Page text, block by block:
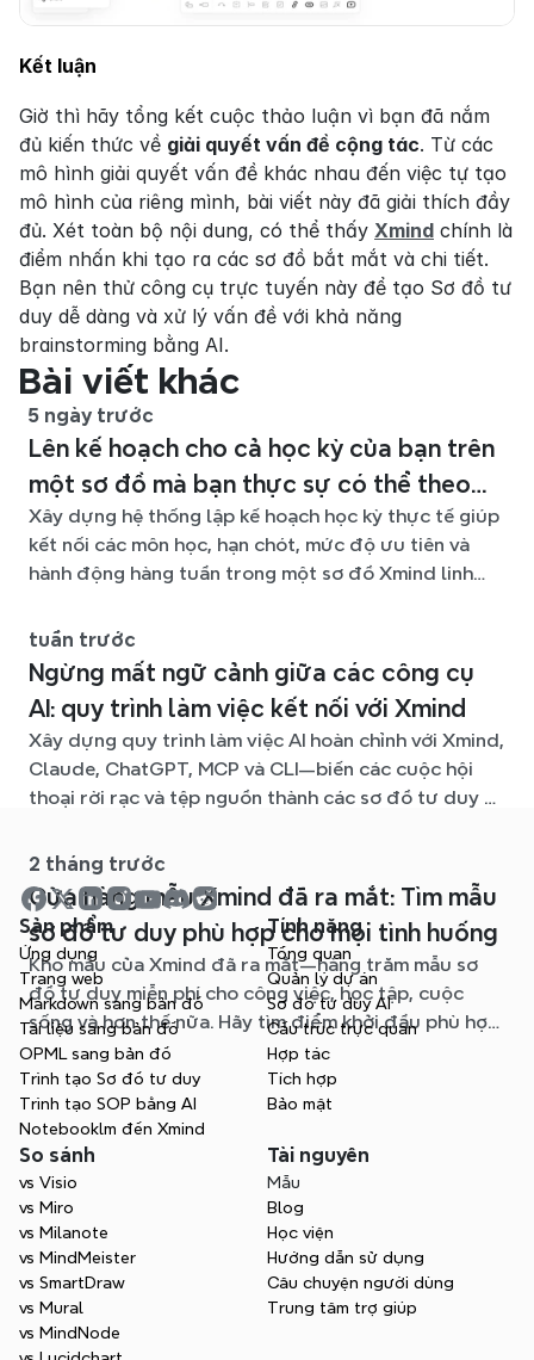
Kết luận
Giờ thì hãy tổng kết cuộc thảo luận vì bạn đã nắm
đủ kiến thức về giải quyết vấn đề cộng tác. Từ các
mô hình giải quyết vấn đề khác nhau đến việc tự tạo
mô hình của riêng mình, bài viết này đã giải thích đầy
đủ. Xét toàn bộ nội dung, có thể thấy Xmind chính là
điểm nhấn khi tạo ra các sơ đồ bắt mắt và chi tiết.
Bạn nên thử công cụ trực tuyến này để tạo Sơ đồ tư
duy dễ dàng và xử lý vấn đề với khả năng
brainstorming bằng AI.
Bài viết khác
5 ngày trước
Lên kế hoạch cho cả học kỳ của bạn trên
một sơ đồ mà bạn thực sự có thể theo
kịp
Xây dựng hệ thống lập kế hoạch học kỳ thực tế giúp
kết nối các môn học, hạn chót, mức độ ưu tiên và
hành động hàng tuần trong một sơ đồ Xmind linh
tuần trước
Ngừng mất ngữ cảnh giữa các công cụ
AI: quy trình làm việc kết nối với Xmind
Xây dựng quy trình làm việc AI hoàn chỉnh với Xmind,
Claude, ChatGPT, MCP và CLI—biến các cuộc hội
thoại rời rạc và tệp nguồn thành các sơ đồ tư duy rõ
2 tháng trước
Cửa hàng mẫu Xmind đã ra mắt: Tìm mẫu
sơ đồ tư duy phù hợp cho mọi tình huống
Kho mẫu của Xmind đã ra mắt—hàng trăm mẫu sơ
đồ tư duy miễn phí cho công việc, học tập, cuộc
sống và hơn thế nữa. Hãy tìm điểm khởi đầu phù hợp
và bỏ qua trang giấy trắng.
Sản phẩm
Ứng dụng
Trang web
Markdown sang bản đồ
Tài liệu sang bản đồ
OPML sang bản đồ
Trình tạo Sơ đồ tư duy
Trình tạo SOP bằng AI
Notebooklm đến Xmind
Tính năng
Tổng quan
Quản lý dự án
Sơ đồ tư duy AI
Cấu trúc trực quan
Hợp tác
Tích hợp
Bảo mật
So sánh
vs Visio
vs Miro
vs Milanote
vs MindMeister
vs SmartDraw
vs Mural
vs MindNode
Tài nguyên
Mẫu
Blog
Học viện
Hướng dẫn sử dụng
Câu chuyện người dùng
Trung tâm trợ giúp